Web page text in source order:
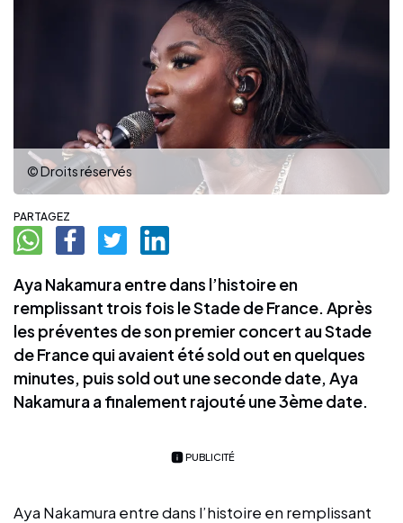
© Droits réservés
PARTAGEZ
Aya Nakamura entre dans l’histoire en
remplissant trois fois le Stade de France. Après
les préventes de son premier concert au Stade
de France qui avaient été sold out en quelques
minutes, puis sold out une seconde date, Aya
Nakamura a finalement rajouté une 3ème date.
PUBLICITÉ
Aya Nakamura entre dans l’histoire en remplissant